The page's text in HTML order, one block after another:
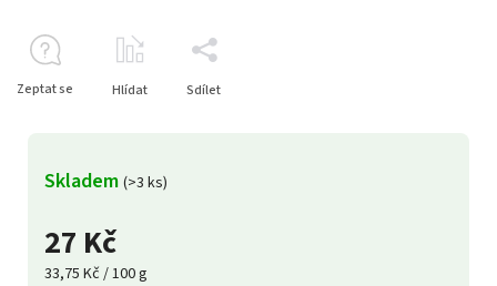
27 Kč
33,75 Kč / 100 g
Skladem (>3 ks)
Zeptat se Hlídat Sdílet